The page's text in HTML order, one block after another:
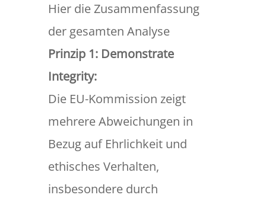
Hier die Zusammenfassung
der gesamten Analyse
Prinzip 1: Demonstrate
Integrity:
Die EU-Kommission zeigt
mehrere Abweichungen in
Bezug auf Ehrlichkeit und
ethisches Verhalten,
insbesondere durch